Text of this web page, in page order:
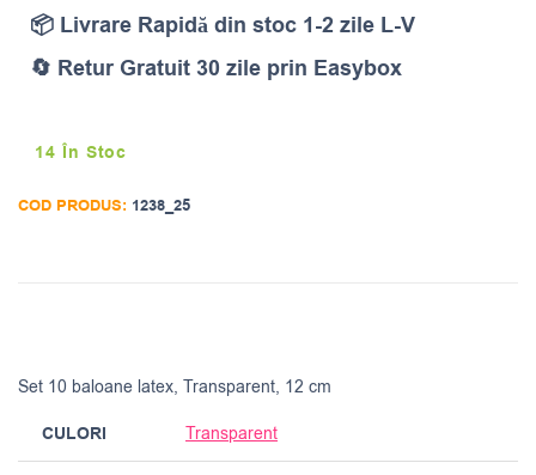
📦 Livrare Rapidă din stoc 1-2 zile L-V
🔄 Retur Gratuit 30 zile prin Easybox
14 În Stoc
COD PRODUS: 1238_25
Set 10 baloane latex, Transparent, 12 cm
CULORI Transparent